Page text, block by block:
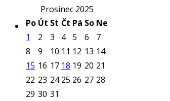
Prosinec 2025
Po Út St Čt Pá So Ne
1
2 3 4 5 6
7
8
9 10 11 12 13 14
15 16 17 18 19 20 21
22 23 24 25 26 27 28
29 30 31